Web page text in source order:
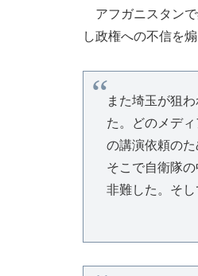
アフガニスタンで
し政権への不信を煽
また埼玉が狙
た。どのメデ
の講演依頼のた
そこで自衛隊
非難した。そし